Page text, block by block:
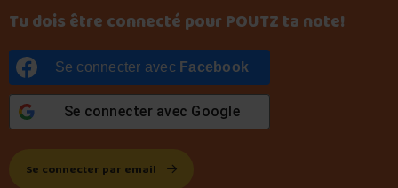
Tu dois être connecté pour POUTZ ta note!
Se connecter avec Facebook
Se connecter avec Google
Se connecter par email